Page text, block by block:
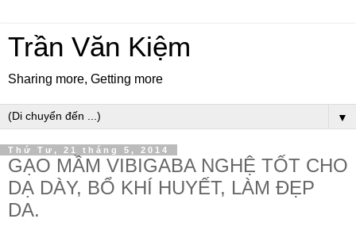
Trần Văn Kiệm
Sharing more, Getting more
▼
Thứ Tư, 21 tháng 5, 2014
GẠO MẦM VIBIGABA NGHỆ TỐT CHO
DẠ DÀY, BỔ KHÍ HUYẾT, LÀM ĐẸP
DA.